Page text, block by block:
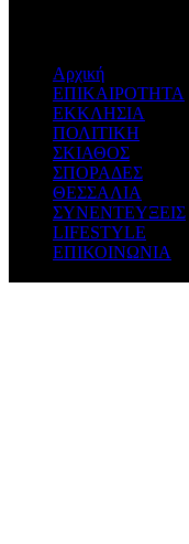
Αρχική
ΕΠΙΚΑΙΡΟΤΗΤΑ
ΕΚΚΛΗΣΙΑ
ΠΟΛΙΤΙΚΗ
ΣΚΙΑΘΟΣ
ΣΠΟΡΑΔΕΣ
ΘΕΣΣΑΛΙΑ
ΣΥΝΕΝΤΕΥΞΕΙΣ
LIFESTYLE
ΕΠΙΚΟΙΝΩΝΙΑ